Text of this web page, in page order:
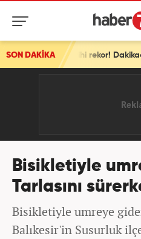
SON DAKİKA
Tarihi rekor! Dakikada 700 bin
Bisikletiyle
Tarlasını
Bisikletiyle umreye
Balıkesir'in Susurluk